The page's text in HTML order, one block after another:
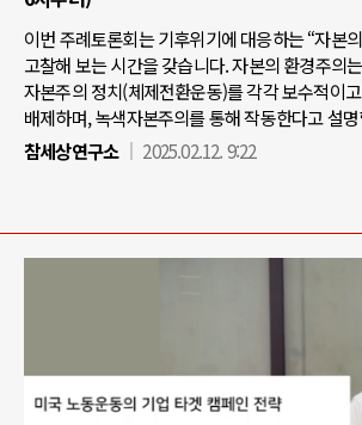
이번 주례토론회는 기후위기에 대응하는 “자본
고찰해 보는 시간을 갖습니다. 자본의 환경주의
자본주의 정치(체제전환운동)를 각각 보수적이
배제하며, 녹색자본주의를 통해 작동한다고 설
참세상연구소
2025.02.12. 9:22